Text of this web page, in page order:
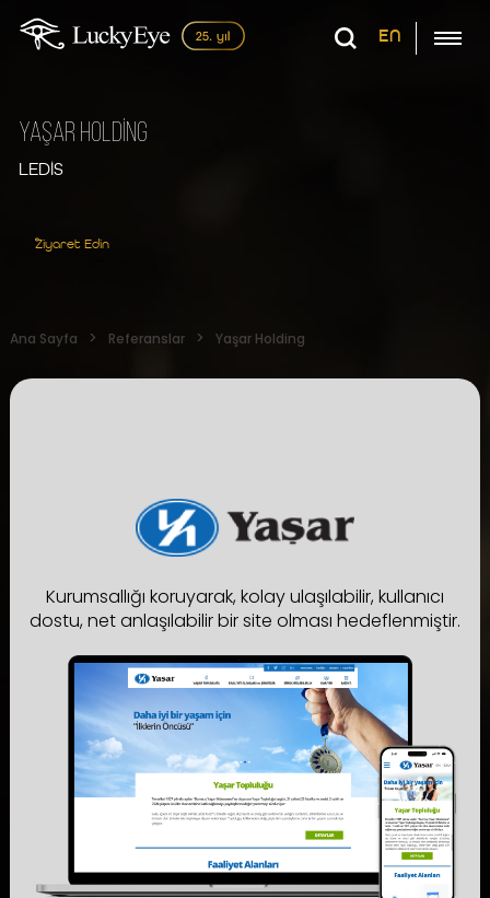
EN
Yaşar Holdİng
LEDİS
Ziyaret Edin
Ana Sayfa Referanslar Yaşar Holding
Kurumsallığı koruyarak, kolay ulaşılabilir, kullanıcı
dostu, net anlaşılabilir bir site olması hedeflenmiştir.